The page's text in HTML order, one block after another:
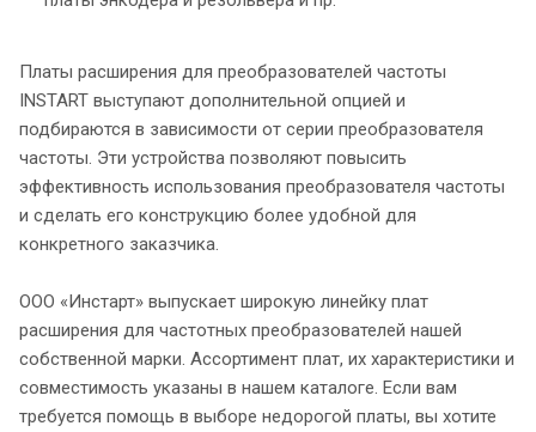
Платы расширения для преобразователей частоты
INSTART выступают дополнительной опцией и
подбираются в зависимости от серии преобразователя
частоты. Эти устройства позволяют повысить
эффективность использования преобразователя частоты
и сделать его конструкцию более удобной для
конкретного заказчика.
ООО «Инстарт» выпускает широкую линейку плат
расширения для частотных преобразователей нашей
собственной марки. Ассортимент плат, их характеристики и
совместимость указаны в нашем каталоге. Если вам
требуется помощь в выборе недорогой платы, вы хотите